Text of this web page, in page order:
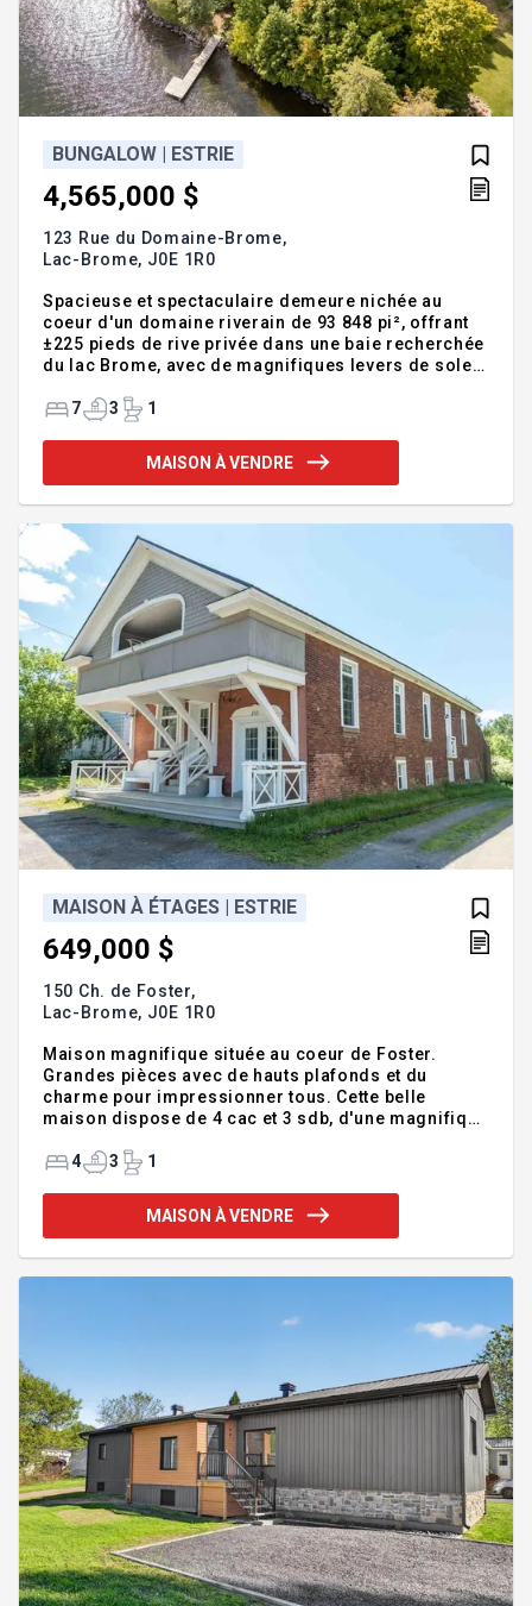
BUNGALOW | ESTRIE
4,565,000 $
123 Rue du Domaine-Brome,
Lac-Brome, J0E 1R0
Spacieuse et spectaculaire demeure nichée au
coeur d'un domaine riverain de 93 848 pi², offrant
±225 pieds de rive privée dans une baie recherchée
du lac Brome, avec de magnifiques levers de soleil.
Brome, la propriété est retirée de la route, sur un
terrain boisé et intime, offrant un environnement
paisible et privilégié. Avec son terrain plat, son
accès direct au lac navigable et son orientation
recevoir famille et amis. Addenda :123
7 3 1
MAISON À VENDRE
MAISON À ÉTAGES | ESTRIE
649,000 $
150 Ch. de Foster,
Lac-Brome, J0E 1R0
Maison magnifique située au coeur de Foster.
Grandes pièces avec de hauts plafonds et du
charme pour impressionner tous. Cette belle
maison dispose de 4 cac et 3 sdb, d'une magnifique
Entrée indépendante à un bureau et grand atelier du
sous-sol Addenda :- Les visites de la propriété
demeurent faciles à organiser, même si elle est
actuellement louée à une entreprise locale - Grande
4 3 1
MAISON À VENDRE